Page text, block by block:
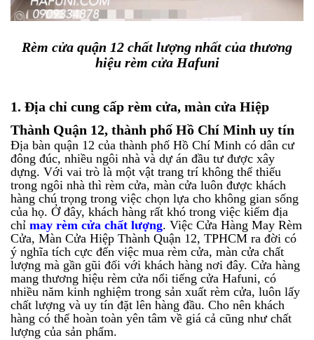
Rèm cửa quận 12 chất lượng nhất của thương
hiệu rèm cửa Hafuni
1. Địa chỉ cung cấp rèm cửa, màn cửa Hiệp
Thành Quận 12, thành phố Hồ Chí Minh uy tín
Địa bàn quận 12 của thành phố Hồ Chí Minh có dân cư
đông đúc, nhiều ngôi nhà và dự án đầu tư được xây
dựng. Với vai trò là một vật trang trí không thể thiếu
trong ngôi nhà thì rèm cửa, màn cửa luôn được khách
hàng chú trọng trong việc chọn lựa cho không gian sống
của họ. Ở đây, khách hàng rất khó trong việc kiếm địa
chỉ may rèm cửa chất lượng. Việc Cửa Hàng May Rèm
Cửa, Màn Cửa Hiệp Thành Quận 12, TPHCM ra đời có
ý nghĩa tích cực đến việc mua rèm cửa, màn cửa chất
lượng mà gần gũi đối với khách hàng nơi đây. Cửa hàng
mang thương hiệu rèm cửa nổi tiếng cửa Hafuni, có
nhiều năm kinh nghiệm trong sản xuất rèm cửa, luôn lấy
chất lượng và uy tín đặt lên hàng đầu. Cho nên khách
hàng có thể hoàn toàn yên tâm về giá cả cũng như chất
lượng của sản phẩm.